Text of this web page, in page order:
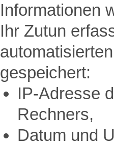
Informationen
Ihr Zutun
gespeichert:
IP-Adresse
Rechners,
Datum und